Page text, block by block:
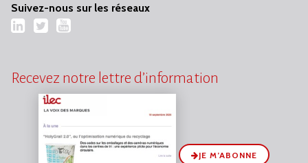
Suivez-nous sur les réseaux
LinkedIn
TwitterYouTube
Recevez notre lettre d’information
JE M’ABONNE